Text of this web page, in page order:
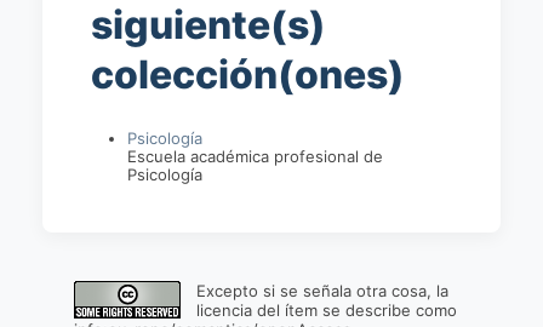
siguiente(s)
colección(ones)
Psicología
Escuela académica profesional de
Psicología
Excepto si se señala otra cosa, la
licencia del ítem se describe como